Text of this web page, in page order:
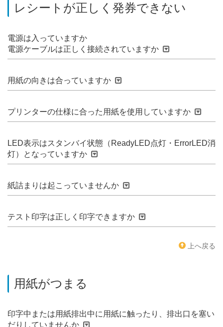
レシートが正しく発券できない
電源は入っていますか
電源ケーブルは正しく接続されていますか
用紙の向きは合っていますか
プリンターの仕様に合った用紙を使用していますか
LED表示はスタンバイ状態（ReadyLED点灯・ErrorLED消
灯）となっていますか
紙詰まりは起こっていませんか
テスト印字は正しく印字できますか
上へ戻る
用紙がつまる
印字中または用紙排出中に用紙に触ったり、排出口を塞い
だりしていませんか